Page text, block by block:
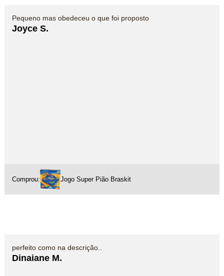
Pequeno mas obedeceu o que foi proposto
Joyce S.
Comprou: Jogo Super Pião Braskit
perfeito como na descrição..
Dinaiane M.